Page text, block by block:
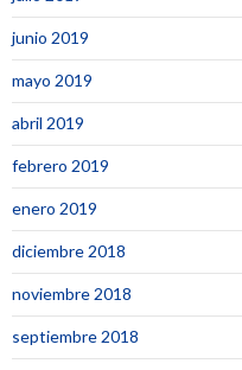
junio 2019
mayo 2019
abril 2019
febrero 2019
enero 2019
diciembre 2018
noviembre 2018
septiembre 2018